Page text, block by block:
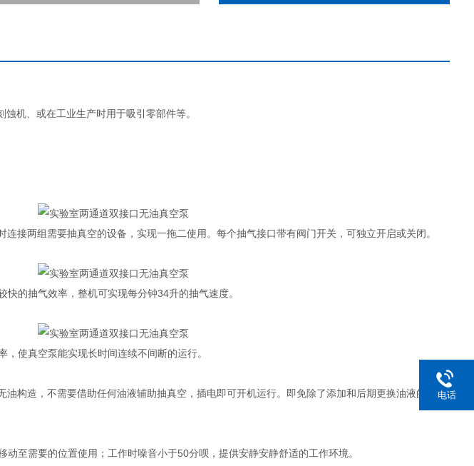
机、或在工业生产时用于吸引零部件等。
连接两组需要抽真空的设备，实现一拖二使用。每个抽气接口带有阀门开关，可独立开启或关闭。
的抽气效率，整机可实现每分钟34升的抽气速度。
使真空泵能实现长时间连续不间断的运行。
油构造，不需要借助任何油液辅助抽真空，插电即可开机运行。即免除了添加和后期更换油液的麻
至需要的位置使用；工作时噪音小于50分呗，提供安静安静舒适的工作环境。
电话